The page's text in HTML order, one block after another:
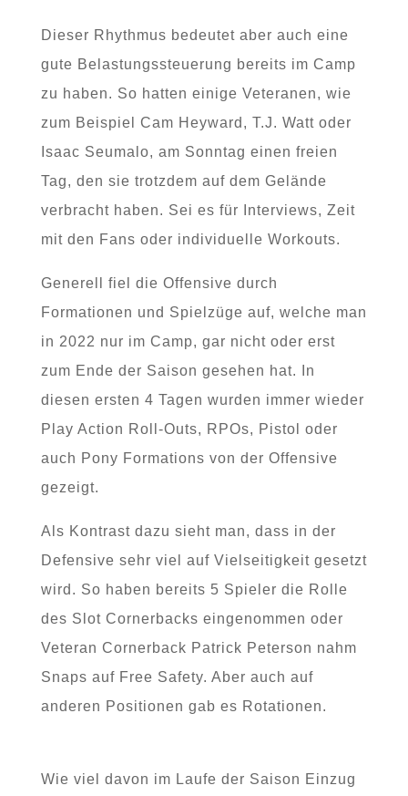
Dieser Rhythmus bedeutet aber auch eine
gute Belastungssteuerung bereits im Camp
zu haben. So hatten einige Veteranen, wie
zum Beispiel Cam Heyward, T.J. Watt oder
Isaac Seumalo, am Sonntag einen freien
Tag, den sie trotzdem auf dem Gelände
verbracht haben. Sei es für Interviews, Zeit
mit den Fans oder individuelle Workouts.
Generell fiel die Offensive durch
Formationen und Spielzüge auf, welche man
in 2022 nur im Camp, gar nicht oder erst
zum Ende der Saison gesehen hat. In
diesen ersten 4 Tagen wurden immer wieder
Play Action Roll-Outs, RPOs, Pistol oder
auch Pony Formations von der Offensive
gezeigt.
Als Kontrast dazu sieht man, dass in der
Defensive sehr viel auf Vielseitigkeit gesetzt
wird. So haben bereits 5 Spieler die Rolle
des Slot Cornerbacks eingenommen oder
Veteran Cornerback Patrick Peterson nahm
Snaps auf Free Safety. Aber auch auf
anderen Positionen gab es Rotationen.
Wie viel davon im Laufe der Saison Einzug